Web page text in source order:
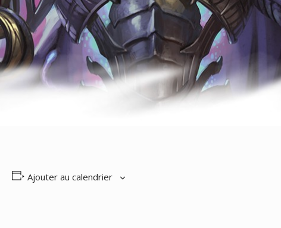
Ajouter au calendrier